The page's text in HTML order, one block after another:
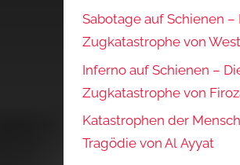
Sabotage auf Schienen
Zugkatastrophe von
Inferno auf Schienen –
Zugkatastrophe von
Katastrophen der
Tragödie von Al Ayyat